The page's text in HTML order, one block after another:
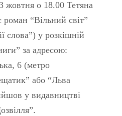
жовтня о 18.00 Тетяна
роман “Вільний світ”
слова”) у розкішній
за адресою:
6 (метро
або “Льва
у видавництві